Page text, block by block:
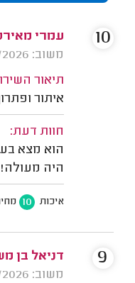
עמרי
משוב: 03/06/2026
תיאור
איתור
חוות דעת:
הוא מצא
היה מעולה!
איכות 10
10
דניאל בן
משוב: 14/05/2026
9